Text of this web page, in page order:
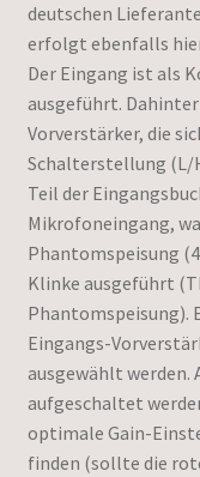
deutschen
erfolgt ebenfalls
Der Eingang ist als
ausgeführt.
Vorverstärker, die
Schalterstellung (L/
Teil der
Mikrofoneingang,
Phantomspeisung
Klinke ausgeführt
Phantomspeisung).
Eingangs-
ausgewählt werden.
aufgeschaltet
optimale Gain-
finden (sollte die